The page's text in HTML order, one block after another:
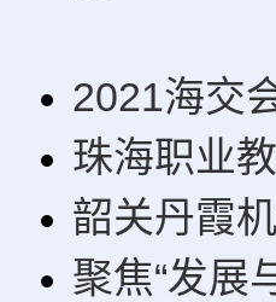
2021海交
珠海职业
韶关丹霞
聚焦“发展